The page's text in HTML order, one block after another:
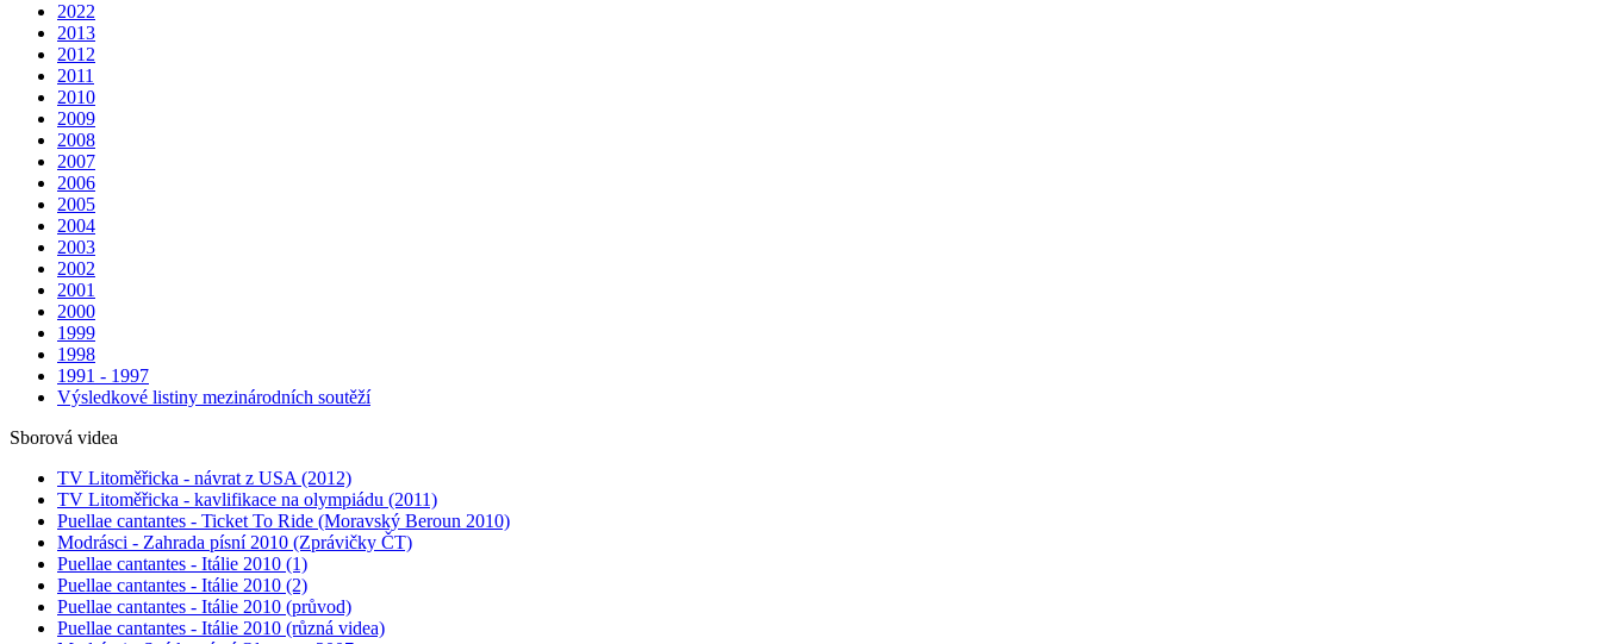
2022
2013
2012
2011
2010
2009
2008
2007
2006
2005
2004
2003
2002
2001
2000
1999
1998
1991 - 1997
Výsledkové listiny mezinárodních soutěží
Sborová videa
TV Litoměřicka - návrat z USA (2012)
TV Litoměřicka - kavlifikace na olympiádu (2011)
Puellae cantantes - Ticket To Ride (Moravský Beroun 2010)
Modrásci - Zahrada písní 2010 (Zprávičky ČT)
Puellae cantantes - Itálie 2010 (1)
Puellae cantantes - Itálie 2010 (2)
Puellae cantantes - Itálie 2010 (průvod)
Puellae cantantes - Itálie 2010 (různá videa)